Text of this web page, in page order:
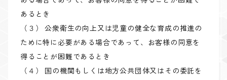
あるとき
（３） 公衆衛生の向上又は児童の健全な育成の推進の
ために特に必要がある場合であって、お客様の同意を
得ることが困難であるとき
（４） 国の機関もしくは地方公共団体又はその委託を